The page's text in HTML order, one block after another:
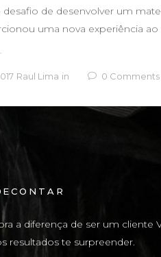
desafio de desenvolver um
uma nova experiência
Raul Lima in 0 Comments
a diferença de ser um cliente
resultados te surpreender.